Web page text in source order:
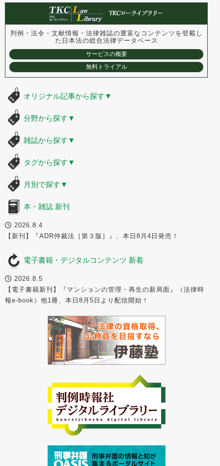
判例・法令・文献情報・法律雑誌の豊富なコンテンツを登載し
た 日本法の総合法律データベース
サービスの概要
無料トライアル
オリジナル記事から探す ▼
分野から探す ▼
雑誌から探す ▼
タグから探す ▼
月別で探す ▼
本・雑誌 新刊
2026.8.4
【新刊】『ADR仲裁法［第３版］』、本日8月4日発売！
電子書籍・デジタルコンテンツ 新着
2026.8.5
【電子書籍新刊】『マンションの管理・再生の新局面』（法律時
報e-book）他1冊、本日8月5日より配信開始！